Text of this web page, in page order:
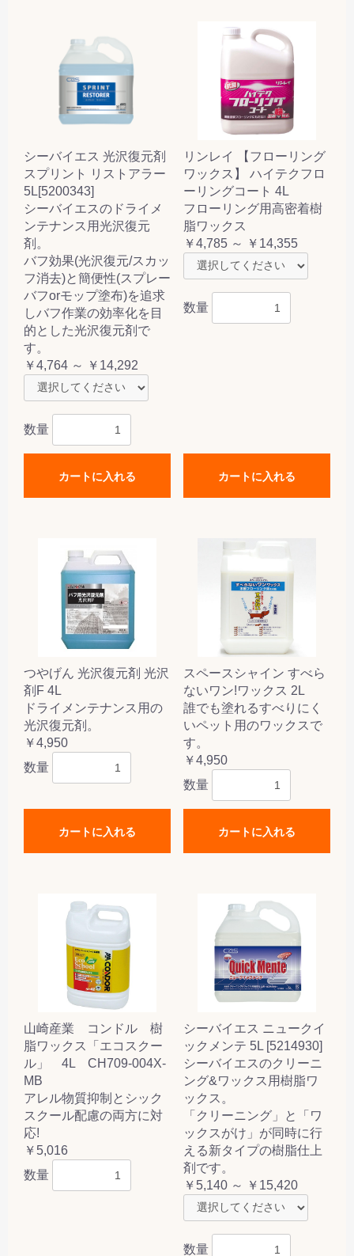
シーバイエス 光沢復元剤
スプリント リストアラー
5L[5200343]
シーバイエスのドライメ
ンテナンス用光沢復元
剤。
バフ効果(光沢復元/スカッ
フ消去)と簡便性(スプレー
バフorモップ塗布)を追求
しバフ作業の効率化を目
的とした光沢復元剤で
す。
￥4,764 ～ ￥14,292
数量
カートに入れる
リンレイ 【フローリング
ワックス】 ハイテクフロ
ーリングコート 4L
フローリング用高密着樹
脂ワックス
￥4,785 ～ ￥14,355
数量
カートに入れる
つやげん 光沢復元剤 光沢
剤F 4L
ドライメンテナンス用の
光沢復元剤。
￥4,950
数量
カートに入れる
スペースシャイン すべら
ないワン!ワックス 2L
誰でも塗れるすべりにく
いペット用のワックスで
す。
￥4,950
数量
カートに入れる
山崎産業 コンドル 樹
脂ワックス「エコスクー
ル」 4L CH709-004X-
MB
アレル物質抑制とシック
スクール配慮の両方に対
応!
￥5,016
数量
シーバイエス ニュークイ
ックメンテ 5L [5214930]
シーバイエスのクリーニ
ング&ワックス用樹脂ワ
ックス。
「クリーニング」と「ワ
ックスがけ」が同時に行
える新タイプの樹脂仕上
剤です。
￥5,140 ～ ￥15,420
数量